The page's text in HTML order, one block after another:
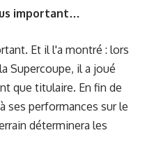
important…
Et il l'a montré : lors
Supercoupe, il a joué
que titulaire. En fin de
ses performances sur le
déterminera les